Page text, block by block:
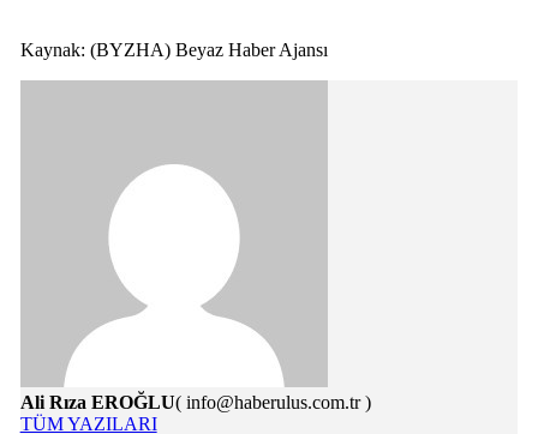
Kaynak: (BYZHA) Beyaz Haber Ajansı
Ali Rıza EROĞLU( info@haberulus.com.tr )
TÜM YAZILARI